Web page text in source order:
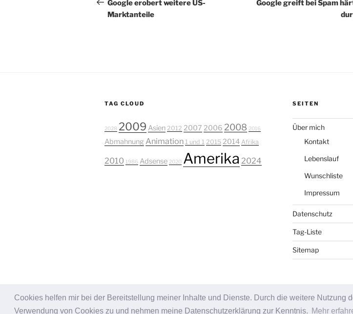
Cookies helfen mir bei der Bereitstellung meiner Inhalte und Dienste. Durch die weitere Nutzung
Verwendung von Cookies zu und nehmen meine Datenschutzerklärung zur Kenntnis. Mehr
Google erobert weitere US-
Marktanteile
Google greift bei Spam
TAG CLOUD
2028 2009 Asien 2012 2007 2006 2008 2016
Abmahnung Animation 1 und 1 2015 2014 Afrika
2010 1986 Adsense 2020 Amerika 2024
SEITEN
Über mich
Kontakt
Lebenslauf
Wunschliste
Impressum
Datenschutz
Tag-Liste
Sitemap
Stolz präsentiert von WordPress